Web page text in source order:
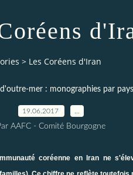
> Les Coréens d'Iran
mer : monographies par pays
19.06.2017
AAFC - Comité Bourgogne
coréenne en Iran ne